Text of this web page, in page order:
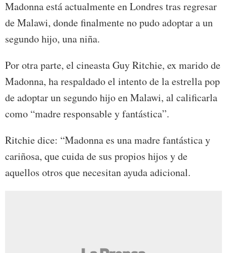
Madonna está actualmente en Londres tras regresar
de Malawi, donde finalmente no pudo adoptar a un
segundo hijo, una niña.
Por otra parte, el cineasta Guy Ritchie, ex marido de
Madonna, ha respaldado el intento de la estrella pop
de adoptar un segundo hijo en Malawi, al calificarla
como “madre responsable y fantástica”.
Ritchie dice: “Madonna es una madre fantástica y
cariñosa, que cuida de sus propios hijos y de
aquellos otros que necesitan ayuda adicional.